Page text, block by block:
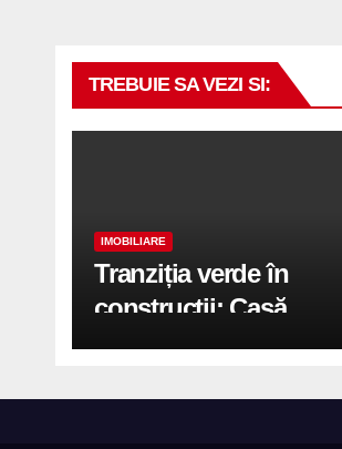
TREBUIE SA VEZI SI:
IMOBILIARE
Tranziția verde în
construcții: Casă
modernă cu structură